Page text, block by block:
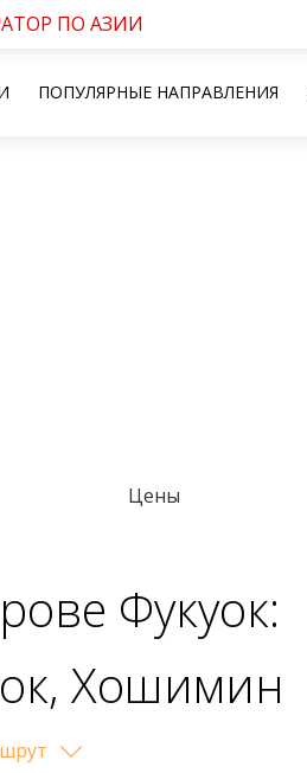
ПО АЗИИ
ПОПУЛЯРНЫЕ НАПРАВЛЕНИЯ
Цены
Фукуок:
Хошимин